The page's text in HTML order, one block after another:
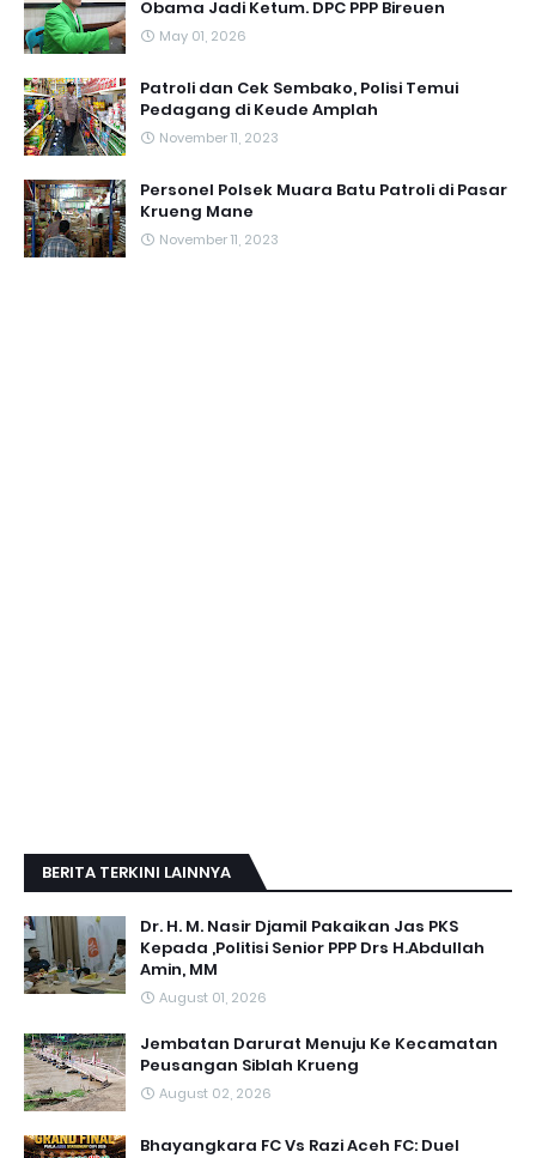
Obama Jadi Ketum. DPC PPP Bireuen
May 01, 2026
Patroli dan Cek Sembako, Polisi Temui
Pedagang di Keude Amplah
November 11, 2023
Personel Polsek Muara Batu Patroli di Pasar
Krueng Mane
November 11, 2023
BERITA TERKINI LAINNYA
Dr. H. M. Nasir Djamil Pakaikan Jas PKS
Kepada ,Politisi Senior PPP Drs H.Abdullah
Amin, MM
August 01, 2026
Jembatan Darurat Menuju Ke Kecamatan
Peusangan Siblah Krueng
August 02, 2026
Bhayangkara FC Vs Razi Aceh FC: Duel